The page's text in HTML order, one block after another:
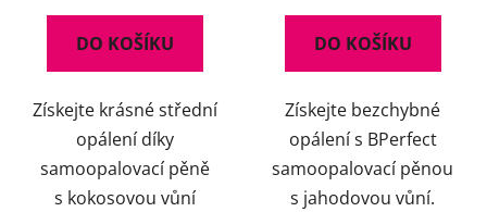
4,5
z
hvězdiček.
DO KOŠÍKU
Získejte krásné střední
opálení díky
samoopalovací pěně
s kokosovou vůní
5,0
z
hvězdiček.
DO KOŠÍKU
Získejte bezchybné
opálení s BPerfect
samoopalovací pěnou
s jahodovou vůní.